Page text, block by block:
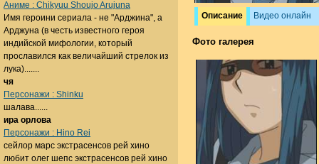
Описание Видео онлайн
Фото галерея
Аниме : Chikyuu Shoujo Arujuna
Имя героини сериала - не "Арджина", а
Арджуна (в честь известного героя
индийской мифологии, который
прославился как величайший стрелок из
лука).......
чя
Персонажи : Shinku
шалава......
ира орлова
Персонажи : Hino Rei
сейлор марс экстрасенсов рей хино
любит олег шепс экстрасенсов рей хино